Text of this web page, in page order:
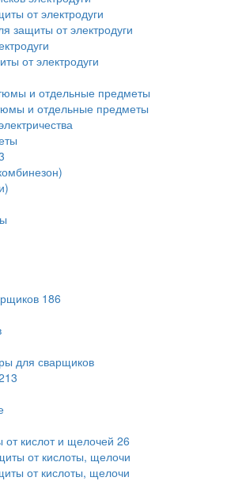
от электродуги
защиты от электродуги
от электродуги
и отдельные предметы
и отдельные предметы
186
для сварщиков
кислот и щелочей 26
от кислоты, щелочи
от кислоты, щелочи